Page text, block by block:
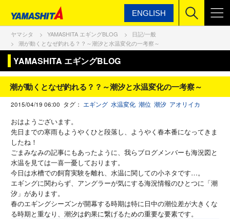
ENGLISH
ヤマシタ YAMASHITA エギングBLOG
日記/一般
潮が動くとなぜ釣れる？？～潮汐と水温変化の一考察～
YAMASHITA エギングBLOG
潮が動くとなぜ釣れる？？～潮汐と水温変化の一考察～
2015/04/19 06:00 タグ： エギング 水温変化 潮位 潮汐 アオリイカ
おはようございます。
先日までの寒雨もようやくひと段落し、ようやく春本番になってきま
したね！
ごまみなみの記事にもあったように、我らブログメンバーも海況図と
水温を見ては一喜一憂しております。
今日は水槽での飼育実験を離れ、水温に関しての小ネタです…。
エギングに関わらず、アングラーが気にする海況情報のひとつに「潮
汐」があります。
春のエギングシーズンが開幕する時期は特に日中の潮位差が大きくな
る時期と重なり、潮汐は釣果に繋げるための重要な要素です。